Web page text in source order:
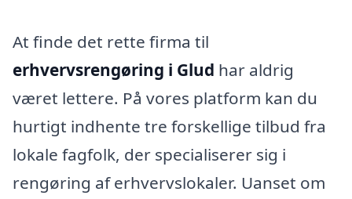
At finde det rette firma til
erhvervsrengøring i Glud har aldrig
været lettere. På vores platform kan du
hurtigt indhente tre forskellige tilbud fra
lokale fagfolk, der specialiserer sig i
rengøring af erhvervslokaler. Uanset om